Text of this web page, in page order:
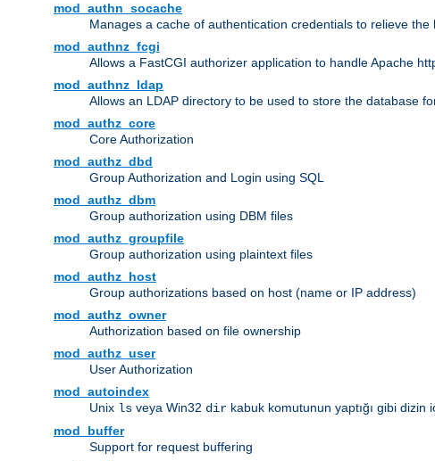
mod_authn_socache
Manages a cache of authentication credentials to relieve the
mod_authnz_fcgi
Allows a FastCGI authorizer application to handle Apache
mod_authnz_ldap
Allows an LDAP directory to be used to store the database
mod_authz_core
Core Authorization
mod_authz_dbd
Group Authorization and Login using SQL
mod_authz_dbm
Group authorization using DBM files
mod_authz_groupfile
Group authorization using plaintext files
mod_authz_host
Group authorizations based on host (name or IP address)
mod_authz_owner
Authorization based on file ownership
mod_authz_user
User Authorization
mod_autoindex
Unix ls veya Win32 dir kabuk komutunun yaptığı gibi dizin
mod_buffer
Support for request buffering